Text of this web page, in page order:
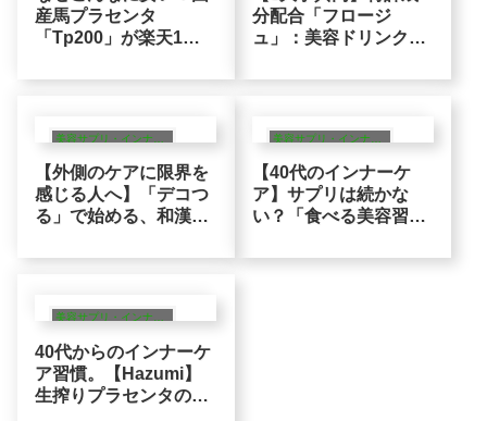
産馬プラセンタ
「Tp200」が楽天1
が選ぶ原価論理
分配合「フロージ
ュ」：美容ドリンクと
ックな投資
【外側のケアに限界を
感じる人へ】「デコつ
る」で始める、和漢の
理的インナーケア
【40代のインナーケ
ア】サプリは続かな
い？「食べる美容習
水なしプラセンタ
美容サプリ・インナーケア
40代からのインナーケ
ア習慣。【Hazumi】
生搾りプラセンタの豊